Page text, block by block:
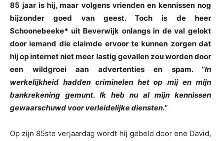
85 jaar is hij, maar volgens vrienden en kennissen nog
bijzonder goed van geest. Toch is de heer
Schoonebeeke* uit Beverwijk onlangs in de val gelokt
door iemand die claimde ervoor te kunnen zorgen dat
hij op internet niet meer lastig gevallen zou worden door
een wildgroei aan advertenties en spam. “In
werkelijkheid hadden criminelen het op mij en mijn
bankrekening gemunt. Ik heb nu al mijn kennissen
gewaarschuwd voor verleidelijke diensten.”
Op zijn 85ste verjaardag wordt hij gebeld door ene David,